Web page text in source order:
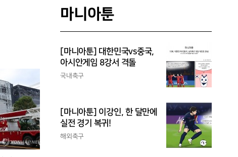
마니아툰
[마니아툰] 대한민국vs중국,
아시안게임 8강서 격돌
국내축구
[마니아툰] 이강인, 한 달만에
실전 경기 복귀!
해외축구